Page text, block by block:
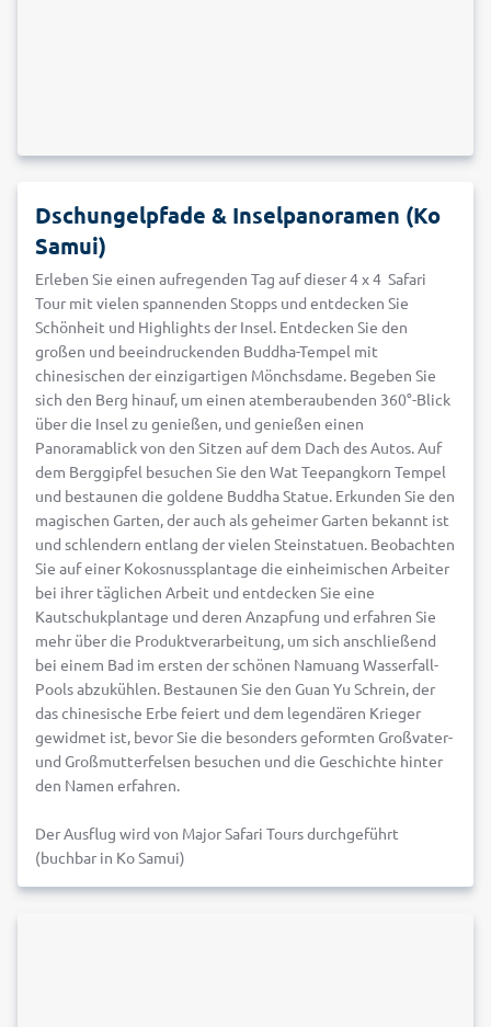
Dschungelpfade & Inselpanoramen (Ko
Samui)
Erleben Sie einen aufregenden Tag auf dieser 4 x 4 Safari
Tour mit vielen spannenden Stopps und entdecken Sie
Schönheit und Highlights der Insel. Entdecken Sie den
großen und beeindruckenden Buddha-Tempel mit
chinesischen der einzigartigen Mönchsdame. Begeben Sie
sich den Berg hinauf, um einen atemberaubenden 360°-Blick
über die Insel zu genießen, und genießen einen
Panoramablick von den Sitzen auf dem Dach des Autos. Auf
dem Berggipfel besuchen Sie den Wat Teepangkorn Tempel
und bestaunen die goldene Buddha Statue. Erkunden Sie den
magischen Garten, der auch als geheimer Garten bekannt ist
und schlendern entlang der vielen Steinstatuen. Beobachten
Sie auf einer Kokosnussplantage die einheimischen Arbeiter
bei ihrer täglichen Arbeit und entdecken Sie eine
Kautschukplantage und deren Anzapfung und erfahren Sie
mehr über die Produktverarbeitung, um sich anschließend
bei einem Bad im ersten der schönen Namuang Wasserfall-
Pools abzukühlen. Bestaunen Sie den Guan Yu Schrein, der
das chinesische Erbe feiert und dem legendären Krieger
gewidmet ist, bevor Sie die besonders geformten Großvater-
und Großmutterfelsen besuchen und die Geschichte hinter
den Namen erfahren.
Der Ausflug wird von Major Safari Tours durchgeführt
(buchbar in Ko Samui)